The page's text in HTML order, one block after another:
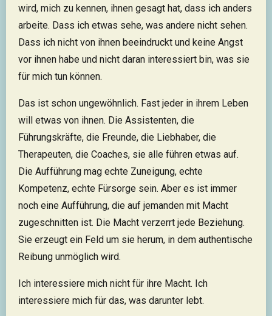
wird, mich zu kennen, ihnen gesagt hat, dass ich anders
arbeite. Dass ich etwas sehe, was andere nicht sehen.
Dass ich nicht von ihnen beeindruckt und keine Angst
vor ihnen habe und nicht daran interessiert bin, was sie
für mich tun können.
Das ist schon ungewöhnlich. Fast jeder in ihrem Leben
will etwas von ihnen. Die Assistenten, die
Führungskräfte, die Freunde, die Liebhaber, die
Therapeuten, die Coaches, sie alle führen etwas auf.
Die Aufführung mag echte Zuneigung, echte
Kompetenz, echte Fürsorge sein. Aber es ist immer
noch eine Aufführung, die auf jemanden mit Macht
zugeschnitten ist. Die Macht verzerrt jede Beziehung.
Sie erzeugt ein Feld um sie herum, in dem authentische
Reibung unmöglich wird.
Ich interessiere mich nicht für ihre Macht. Ich
interessiere mich für das, was darunter lebt.